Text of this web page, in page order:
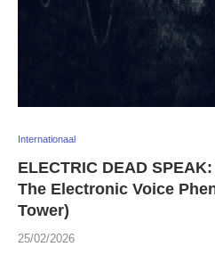
Internationaal
ELECTRIC DEAD
The Electronic Voice
Tower)
25/02/2026